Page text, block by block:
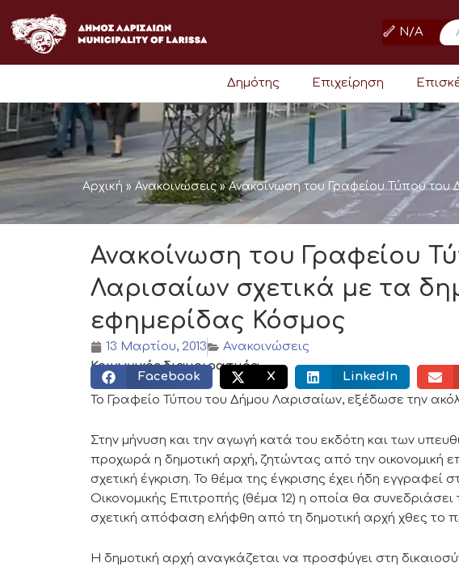
στο
περιεχόμενο
N/A
Δημότης Επιχείρηση
Αρχική » Ανακοινώσεις»Ανακοίνωση του Γραφείου Τύπου του
Ανακοίνωση του Γραφείου
Λαρισαίων σχετικά με τα
εφημερίδας Κόσμος
13 Μαρτίου, 2013
Ανακοινώσεις
Κοινωνικός διαμοιρασμός:
Facebook X LinkedIn
Το Γραφείο Τύπου του Δήμου Λαρισαίων, εξέδωσε την
Στην μήνυση και την αγωγή κατά του εκδότη και των
προχωρά η δημοτική αρχή, ζητώντας από την οικονομική
σχετική έγκριση. Το θέμα της έγκρισης έχει ήδη εγγραφεί
Οικονομικής Επιτροπής (θέμα 12) η οποία θα
σχετική απόφαση ελήφθη από τη δημοτική αρχή χθες το
Η δημοτική αρχή αναγκάζεται να προσφύγει στη